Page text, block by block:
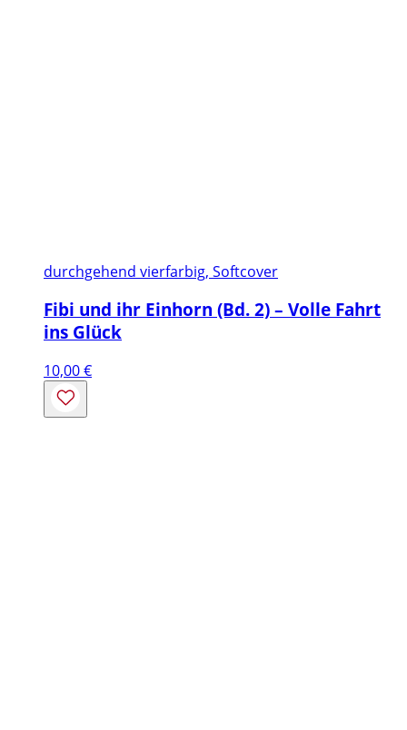
durchgehend vierfarbig, Softcover
Fibi und ihr Einhorn (Bd. 2) – Volle Fahrt
ins Glück
10,00€